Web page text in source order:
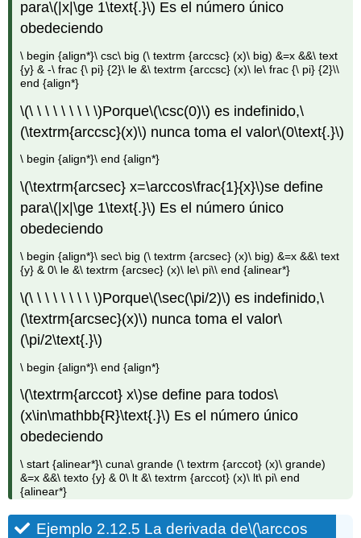
para\(|x|\ge 1\text{.}\) Es el número único
obedeciendo
\ begin {align*}\ csc\ big (\ textrm {arccsc} (x)\ big) &=x &&\ text
{y} & -\ frac {\ pi} {2}\ le &\ textrm {arccsc} (x)\ le\ frac {\ pi} {2}\\
end {align*}
\(\ \ \ \ \ \ \ \ \)Porque\(\csc(0)\) es indefinido,\
(\textrm{arccsc}(x)\) nunca toma el valor\(0\text{.}\)
\ begin {align*}\ end {align*}
\(\textrm{arcsec} x=\arccos\frac{1}{x}\)se define
para\(|x|\ge 1\text{.}\) Es el número único
obedeciendo
\ begin {align*}\ sec\ big (\ textrm {arcsec} (x)\ big) &=x &&\ text
{y} & 0\ le &\ textrm {arcsec} (x)\ le\ pi\\ end {alinear*}
\(\ \ \ \ \ \ \ \ \)Porque\(\sec(\pi/2)\) es indefinido,\
(\textrm{arcsec}(x)\) nunca toma el valor\
(\pi/2\text{.}\)
\ begin {align*}\ end {align*}
\(\textrm{arccot} x\)se define para todos\
(x\in\mathbb{R}\text{.}\) Es el número único
obedeciendo
\ start {alinear*}\ cuna\ grande (\ textrm {arccot} (x)\ grande)
&=x &&\ texto {y} & 0\ lt &\ textrm {arccot} (x)\ lt\ pi\ end
{alinear*}
Ejemplo 2.12.5 La derivada de\(\arccos